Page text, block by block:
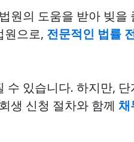
원의 도움을 받아 빚
원으로, 전문적인 법률
있습니다. 하지만,
생 신청 절차와 함께 채